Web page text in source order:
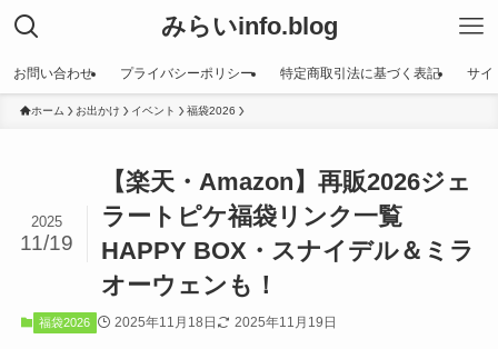
みらいinfo.blog
お問い合わせ プライバシーポリシー 特定商取引法に基づく表記 サイ
ホーム お出かけ イベント 福袋2026
【楽天・Amazon】再販2026ジェ
ラートピケ福袋リンク一覧
HAPPY BOX・スナイデル＆ミラ
オーウェンも！
2025
11/19
福袋2026 2025年11月18日 2025年11月19日